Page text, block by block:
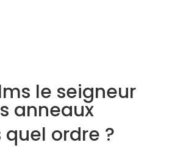
le seigneur
anneaux
quel ordre ?